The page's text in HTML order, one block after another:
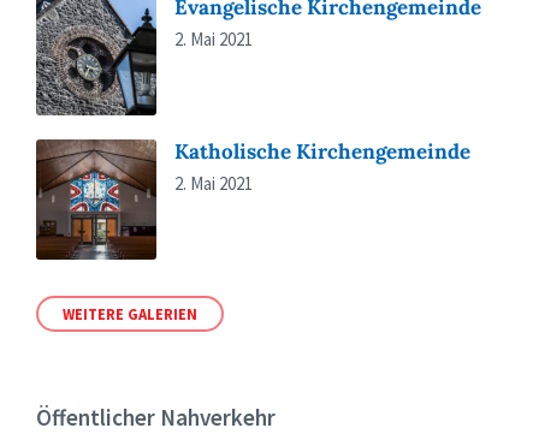
Evangelische Kirchengemeinde
2. Mai 2021
Katholische Kirchengemeinde
2. Mai 2021
WEITERE GALERIEN
Öffentlicher Nahverkehr